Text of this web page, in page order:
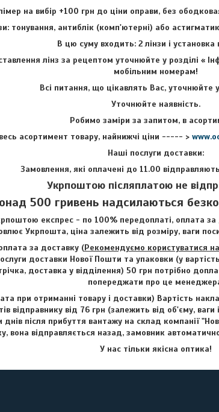
на вибір +100 грн до ціни оправи, без
тонування, антиблік (комп'ютерні) або
В цю суму входить: 2 лінзи і установка
лінз за рецептом уточнюйте у розділі «
мобільним номерам!
Всі питання, що цікавлять Вас, уточнюйте
Уточнюйте наявність.
Робимо заміри за запитом, в
асортимент товару, найнижчі ціни ----- >
Наші послуги доставки:
Замовлення, які оплачені до 11.00
Укрпоштою післяплатою не
500 гривень надсилаються
експрес - по 100% передоплаті, оплата за
Укрпошта, ціна залежить від розміру, ваги
за доставку (Рекомендуємо користуватися
доставки Нової Пошти та упаковки (у
доставка у відділення) 50 грн потрібно
попереджати про це
при отриманні товару і доставки) Вартість
відправнику від 76 грн (залежить від об'єму, ваги
днів після прибуття вантажу на склад компанії
вона відправляється назад, замовник
У нас тільки якісна оптика!